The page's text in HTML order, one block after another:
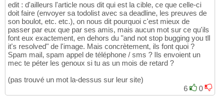
edit : d'ailleurs l'article nous dit qui est la cible, ce que celle-ci
doit faire (envoyer sa todolist avec sa deadline, les preuves de
son boulot, etc. etc.), on nous dit pourquoi c'est mieux de
passer par eux que par ses amis, mais aucun mot sur ce qu'ils
font eux exactement, en dehors du "and not stop bugging you tll
it's resolved" de l'image. Mais concrètement, ils font quoi ?
Spam mail, spam appel de téléphone / sms ? Ils envoient un
mec te péter les genoux si tu as un mois de retard ?
(pas trouvé un mot la-dessus sur leur site)
6
0